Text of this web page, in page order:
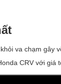
ất
va chạm gây
CRV với giá